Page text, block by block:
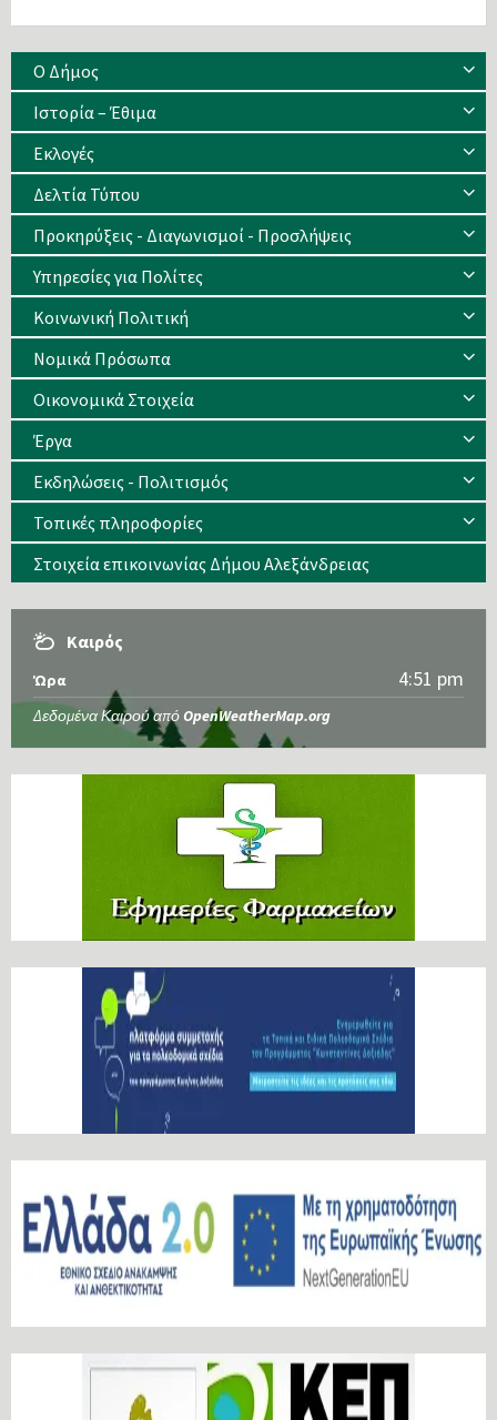
Ο Δήμος
Ιστορία – Έθιμα
Eκλογές
Δελτία Τύπου
Προκηρύξεις - Διαγωνισμοί - Προσλήψεις
Υπηρεσίες για Πολίτες
Κοινωνική Πολιτική
Νομικά Πρόσωπα
Οικονομικά Στοιχεία
Έργα
Εκδηλώσεις - Πολιτισμός
Τοπικές πληροφορίες
Στοιχεία επικοινωνίας Δήμου Αλεξάνδρειας
Καιρός
Ώρα 4:51 pm
Δεδομένα Καιρού από OpenWeatherMap.org